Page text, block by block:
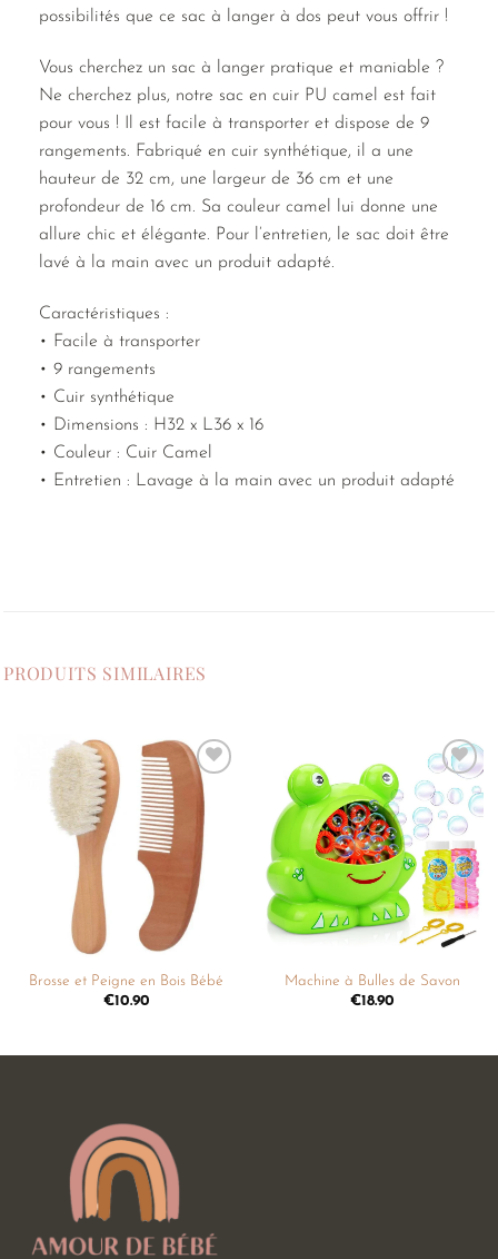
possibilités que ce sac à langer à dos peut vous offrir !
Vous cherchez un sac à langer pratique et maniable ?
Ne cherchez plus, notre sac en cuir PU camel est fait
pour vous ! Il est facile à transporter et dispose de 9
rangements. Fabriqué en cuir synthétique, il a une
hauteur de 32 cm, une largeur de 36 cm et une
profondeur de 16 cm. Sa couleur camel lui donne une
allure chic et élégante. Pour l’entretien, le sac doit être
lavé à la main avec un produit adapté.
Caractéristiques :
• Facile à transporter
• 9 rangements
• Cuir synthétique
• Dimensions : H32 x L36 x 16
• Couleur : Cuir Camel
• Entretien : Lavage à la main avec un produit adapté
PRODUITS SIMILAIRES
Ajouter
à la
liste de
souhaits
Brosse et Peigne en Bois Bébé
€10.90
Ajouter
à la
liste de
souhaits
Machine à Bulles de Savon
€18.90